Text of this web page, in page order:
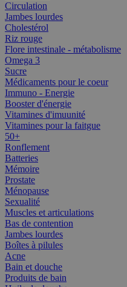
Circulation
Jambes lourdes
Cholestérol
Riz rouge
Flore intestinale - métabolisme
Omega 3
Sucre
Médicaments pour le coeur
Immuno - Energie
Booster d'énergie
Vitamines d'imuunité
Vitamines pour la faitgue
50+
Ronflement
Batteries
Mémoire
Prostate
Ménopause
Sexualité
Muscles et articulations
Bas de contention
Jambes lourdes
Boîtes à pilules
Acne
Bain et douche
Produits de bain